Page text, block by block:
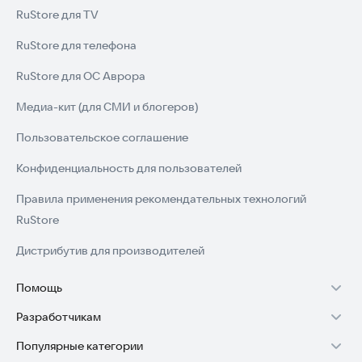
RuStore для TV
RuStore для телефона
RuStore для ОС Аврора
Медиа-кит (для СМИ и блогеров)
Пользовательское соглашение
Конфиденциальность для пользователей
Правила применения рекомендательных технологий
RuStore
Дистрибутив для производителей
Помощь
Установка RuStore на TV
Установка RuStore на телефон
Разработчикам
Зарабатывать с RuStore
Популярные категории